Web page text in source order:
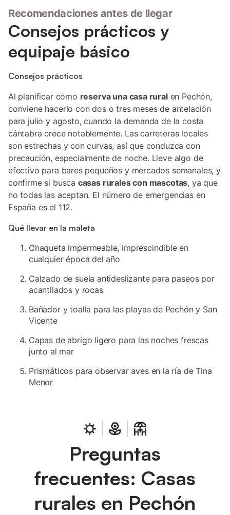
Recomendaciones antes de llegar
Consejos prácticos y
equipaje básico
Consejos prácticos
Al planificar cómo reserva una casa ruralen Pechón,
conviene hacerlo con dos o tres meses de antelación
para julio y agosto, cuando la demanda de la costa
cántabra crece notablemente. Las carreteras locales
son estrechas y con curvas, así que conduzca con
precaución, especialmente de noche. Lleve algo de
efectivo para bares pequeños y mercados semanales, y
confirme si busca casas rurales con mascotas, ya que
no todas las aceptan. El número de emergencias en
España es el 112.
Qué llevar en la maleta
Chaqueta impermeable, imprescindible en
cualquier época del año
Calzado de suela antideslizante para paseos por
acantilados y rocas
Bañador y toalla para las playas de Pechón y San
Vicente
Capas de abrigo ligero para las noches frescas
junto al mar
Prismáticos para observar aves en la ría de Tina
Menor
Preguntas
frecuentes: Casas
rurales en Pechón